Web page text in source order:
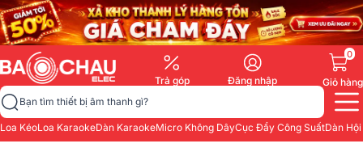
Trả góp Đăng nhập
0
Giỏ hàng
Bạn tìm thiết bị âm thanh gì?
Loa KéoLoa KaraokeDàn KaraokeMicro Không DâyCục Đẩy Công SuấtDàn